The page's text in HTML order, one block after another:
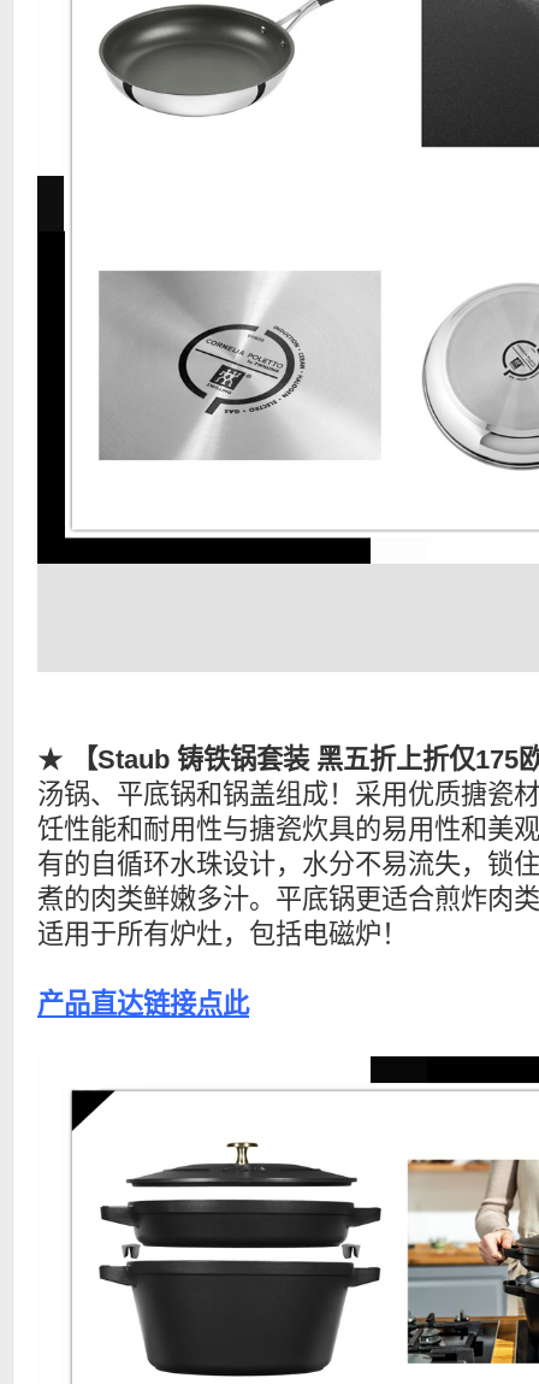
★
【Staub 铸铁锅套装 黑五折上折仅175
汤锅、平底锅和锅盖组成！采用优质搪瓷
饪性能和耐用性与搪瓷炊具的易用性和美
有的自循环水珠设计，水分不易流失，锁
煮的肉类鲜嫩多汁。平底锅更适合煎炸肉
适用于所有炉灶，包括电磁炉！
产品直达链接点此